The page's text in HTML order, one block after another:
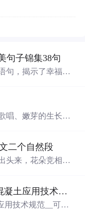
句子锦集38句
句，揭示了幸福的
、分享快乐、正向
幸福源自内心的感
唱、嫩芽的生长、
二个自然段
头来，花朵竞相开
JTS-T159-2021-水运工程模袋混凝土应用技术规范-可搜索.pdf
用技术规范__可搜